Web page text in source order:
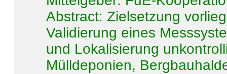
Abstract:Zielsetzung
Validierung eines
und Lokalisierung
Mülldeponien,